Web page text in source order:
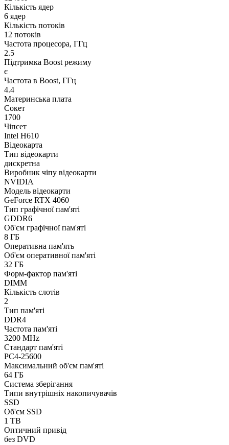
Кількість ядер
6 ядер
Кількість потоків
12 потоків
Частота процесора, ГГц
2.5
Підтримка Boost режиму
є
Частота в Boost, ГГц
4.4
Материнська плата
Сокет
1700
Чіпсет
Intel H610
Відеокарта
Тип відеокарти
дискретна
Виробник чіпу відеокарти
NVIDIA
Модель відеокарти
GeForce RTX 4060
Тип графічної пам'яті
GDDR6
Об'єм графічної пам'яті
8 ГБ
Оперативна пам'ять
Об'єм оперативної пам'яті
32 ГБ
Форм-фактор пам'яті
DIMM
Кількість слотів
2
Тип пам'яті
DDR4
Частота пам'яті
3200 MHz
Стандарт пам'яті
PC4-25600
Максимальний об'єм пам'яті
64 ГБ
Система зберігання
Типи внутрішніх накопичувачів
SSD
Об'єм SSD
1 TB
Оптичний привід
без DVD